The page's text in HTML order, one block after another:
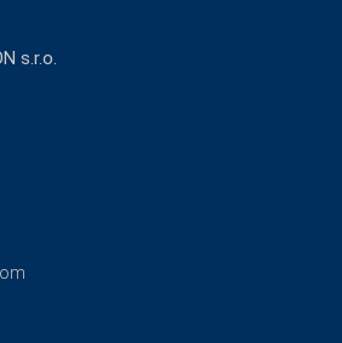
s.r.o.